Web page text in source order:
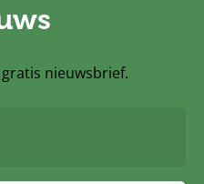
nieuwsbrief.